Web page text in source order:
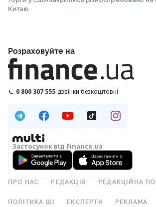
Китаю
Розраховуйте на
0 800 307 555 дзвінки безкоштовні
Застосунок від Finance.ua
ПРО НАС РЕДАКЦІЯ РЕДАКЦІЙНА
ПОЛІТИКА ШІ ЕКСПЕРТИ РЕКЛАМА